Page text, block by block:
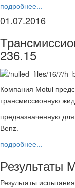
подробнее...
01.07.2016
236.15
Компания Motul
трансмиссионную
предназначенную
Benz.
подробнее...
Результаты
Результаты